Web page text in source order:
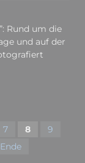
Rund um die
und auf der
7 8
9
Ende